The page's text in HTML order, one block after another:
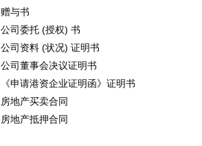
赠与书
公司委托 (授权) 书
公司资料 (状况) 证明书
公司董事会决议证明书
《申请港资企业证明函》证明书
房地产买卖合同
房地产抵押合同